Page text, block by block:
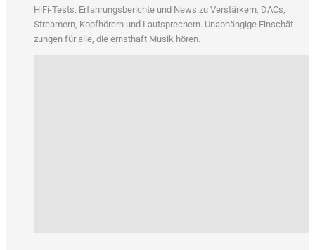
HiFi-Tests, Erfah­rungs­be­rich­te und News zu Ver­stär­kern, DACs,
Strea­mern, Kopf­hö­rern und Laut­spre­chern. Unab­hän­gi­ge Ein­schät­
zun­gen für alle, die ernst­haft Musik hören.